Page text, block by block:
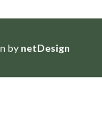
by netDesign